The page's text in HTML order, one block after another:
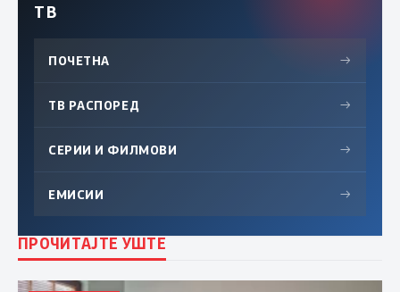
ТВ
ПОЧЕТНА →
ТВ РАСПОРЕД →
СЕРИИ И ФИЛМОВИ →
ЕМИСИИ →
ПРОЧИТАЈТЕ УШТЕ